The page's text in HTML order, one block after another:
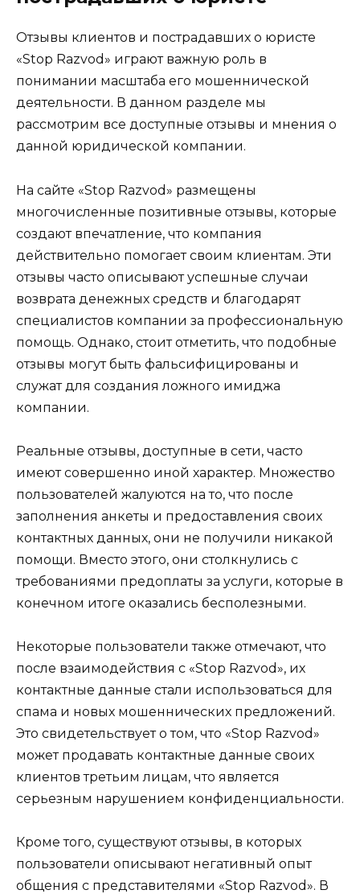
Отзывы клиентов и пострадавших о юристе
«Stop Razvod» играют важную роль в
понимании масштаба его мошеннической
деятельности. В данном разделе мы
рассмотрим все доступные отзывы и мнения о
данной юридической компании.
На сайте «Stop Razvod» размещены
многочисленные позитивные отзывы, которые
создают впечатление, что компания
действительно помогает своим клиентам. Эти
отзывы часто описывают успешные случаи
возврата денежных средств и благодарят
специалистов компании за профессиональную
помощь. Однако, стоит отметить, что подобные
отзывы могут быть фальсифицированы и
служат для создания ложного имиджа
компании.
Реальные отзывы, доступные в сети, часто
имеют совершенно иной характер. Множество
пользователей жалуются на то, что после
заполнения анкеты и предоставления своих
контактных данных, они не получили никакой
помощи. Вместо этого, они столкнулись с
требованиями предоплаты за услуги, которые в
конечном итоге оказались бесполезными.
Некоторые пользователи также отмечают, что
после взаимодействия с «Stop Razvod», их
контактные данные стали использоваться для
спама и новых мошеннических предложений.
Это свидетельствует о том, что «Stop Razvod»
может продавать контактные данные своих
клиентов третьим лицам, что является
серьезным нарушением конфиденциальности.
Кроме того, существуют отзывы, в которых
пользователи описывают негативный опыт
общения с представителями «Stop Razvod». В